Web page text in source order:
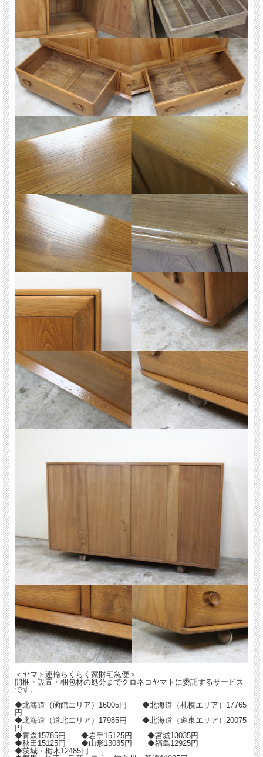
＜ヤマト運輸らくらく家財宅急便＞
開梱・設置・梱包材の処分までクロネコヤマトに委託するサービス
です。
◆北海道（函館エリア）16005円 ◆北海道（札幌エリア）17765
円
◆北海道（道北エリア）17985円 ◆北海道（道東エリア）20075
円
◆青森15785円 ◆岩手15125円 ◆宮城13035円
◆秋田15125円 ◆山形13035円 ◆福島12925円
◆茨城・栃木12485円